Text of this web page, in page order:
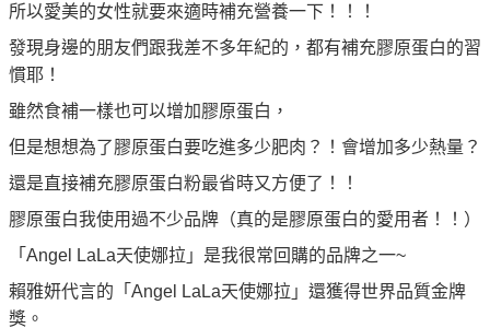
所以愛美的女性就要來適時補充營養一下！！！
發現身邊的朋友們跟我差不多年紀的，都有補充膠原蛋白的習
慣耶！
雖然食補一樣也可以增加膠原蛋白，
但是想想為了膠原蛋白要吃進多少肥肉？！會增加多少熱量？
還是直接補充膠原蛋白粉最省時又方便了！！
膠原蛋白我使用過不少品牌（真的是膠原蛋白的愛用者！！）
「Angel LaLa天使娜拉」是我很常回購的品牌之一~
賴雅妍代言的「Angel LaLa天使娜拉」還獲得世界品質金牌
獎。